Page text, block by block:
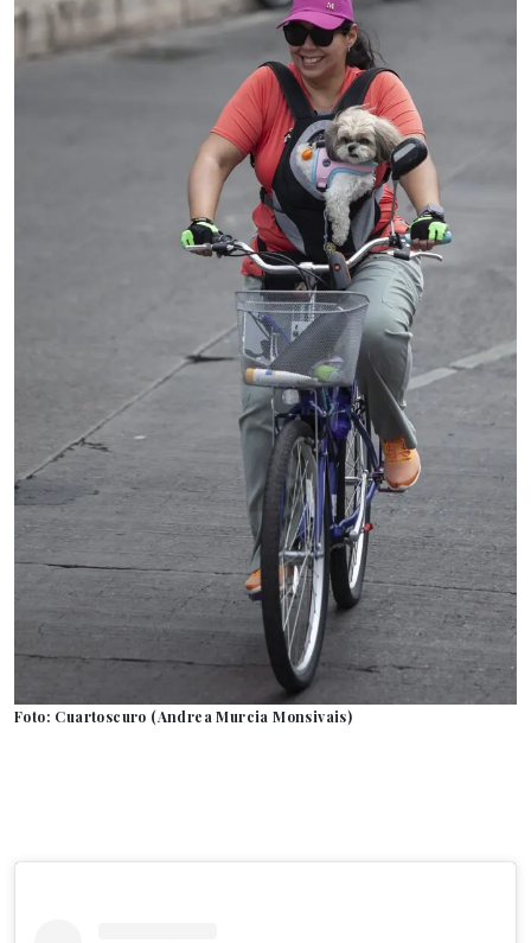
Foto: Cuartoscuro (Andrea Murcia Monsivais)